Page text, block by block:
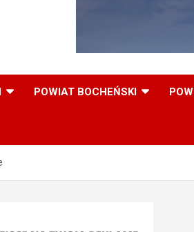
POWIAT BOCHEŃSKI